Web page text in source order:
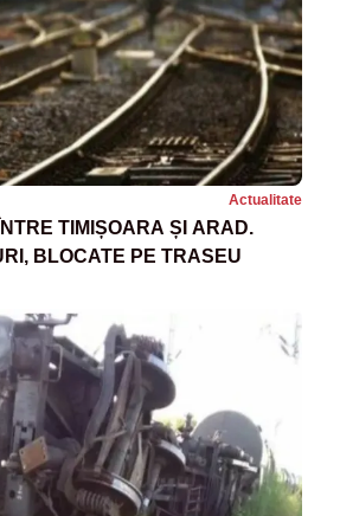
Actualitate
TIMIȘOARA ȘI ARAD.
BLOCATE PE TRASEU